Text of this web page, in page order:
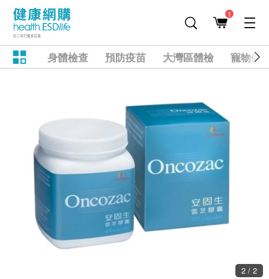
1
身體檢查 預防疫苗 大灣區體檢 寵物健
2 / 2